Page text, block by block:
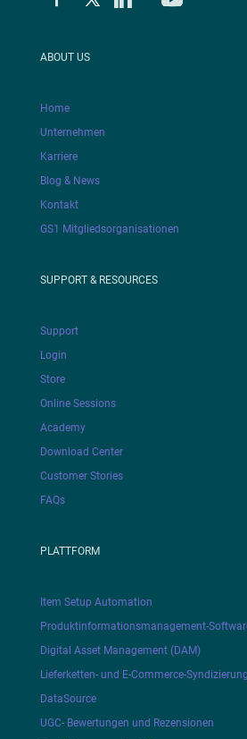
ABOUT US
Home
Unternehmen
Karriere
Blog & News
Kontakt
GS1 Mitgliedsorganisationen
SUPPORT & RESOURCES
Support
Login
Store
Online Sessions
Academy
Download Center
Customer Stories
FAQs
PLATTFORM
Item Setup Automation
Produktinformationsmanagement-
Digital Asset Management (DAM)
Lieferketten- und E-Commerce-Syndizierung
DataSource
UGC- Bewertungen und Rezensionen